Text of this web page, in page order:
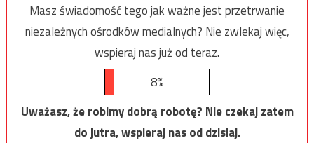
Masz świadomość tego jak ważne jest przetrwanie
niezależnych ośrodków medialnych? Nie zwlekaj więc,
wspieraj nas już od teraz.
8%
Uważasz, że robimy dobrą robotę? Nie czekaj zatem
do jutra, wspieraj nas od dzisiaj.